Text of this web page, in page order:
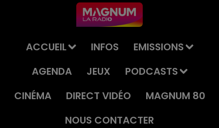
ACCUEIL INFOS
EMISSIONS
AGENDA
JEUX
PODCASTS
CINÉMA
DIRECT VIDÉO
MAGNUM 80
NOUS CONTACTER